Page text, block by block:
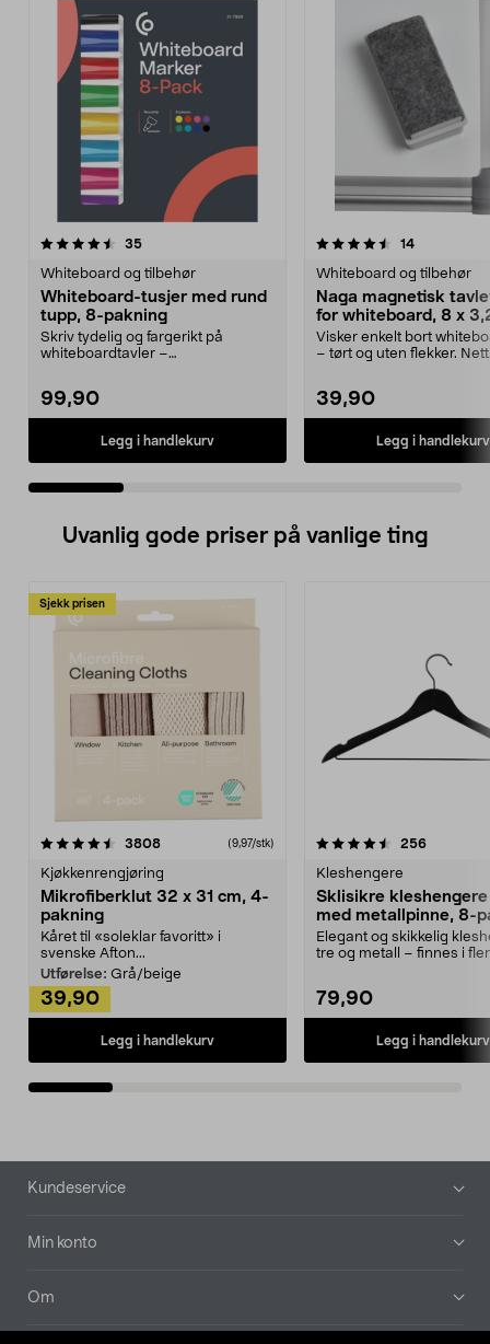
35anmeldelser
Whiteboard og tilbehør
Whiteboard-tusjer med rund
tupp, 8-pakning
Skriv tydelig og fargerikt på
whiteboardtavler –
99,90
Legg i handlekurv
4.5 av 5 stjerner 14anmeldelser
Whiteboard og tilbehør
Naga magnetisk
for whiteboard, 8 x
Visker enkelt bort
– tørt og uten flekker. Nett
39,90
Legg i handlekurv
4.0 av 5 stjerner
Uvanlig gode priser på vanlige ting
Sjekk prisen
3808anmeldelser(9,97/stk)
Kjøkkenrengjøring
Mikrofiberklut 32 x 31 cm, 4-
pakning
Kåret til «soleklar favoritt» i
svenske Afton...
Utførelse: Grå/beige
39,90
Legg i handlekurv
4.5av 5 stjerner 256
Kleshengere
Sklisikre
med metallpinne, 8-
Elegant og skikkelig
tre og metall – finnes i
79,90
Legg i handlekurv
4.5av 5 stjerner
Bunntekst
Kundeservice
Min konto
Om